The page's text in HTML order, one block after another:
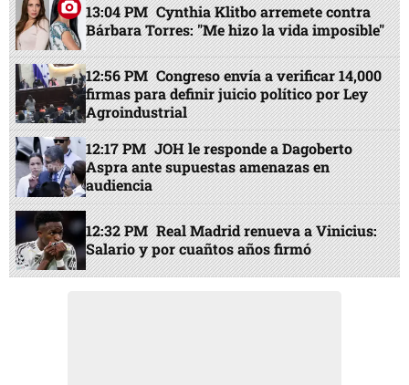
13:04 PM Cynthia Klitbo arremete contra
Bárbara Torres: "Me hizo la vida imposible"
12:56 PM Congreso envía a verificar 14,000
firmas para definir juicio político por Ley
Agroindustrial
12:17 PM JOH le responde a Dagoberto
Aspra ante supuestas amenazas en
audiencia
12:32 PM Real Madrid renueva a Vinicius:
Salario y por cuañtos años firmó